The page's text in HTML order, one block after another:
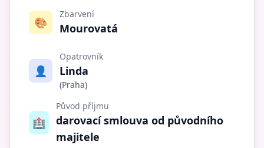
🎨
Zbarvení
Mourovatá
👤
Opatrovník
Linda
(Praha)
🏥
Původ příjmu
darovací smlouva od původního
majitele